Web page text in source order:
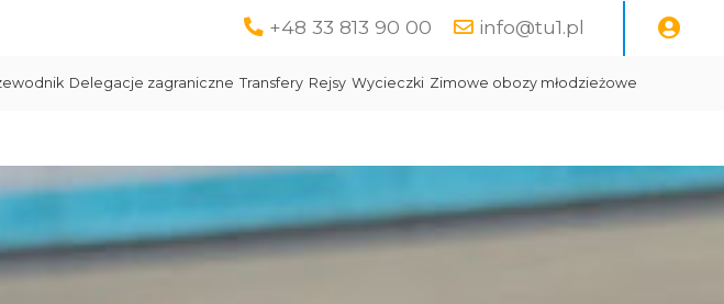
+48 33 813 90 00 info@tu1.pl
Delegacje zagraniczne Transfery Rejsy Wycieczki Zimowe obozy młodzieżowe